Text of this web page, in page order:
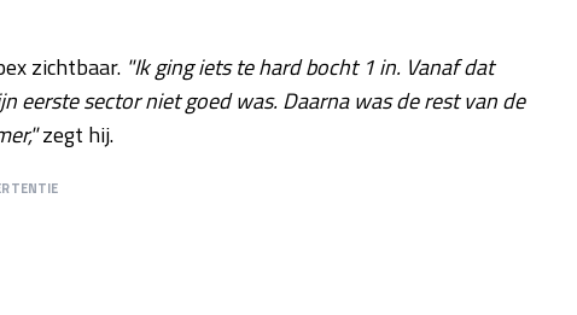
zichtbaar. "Ik ging iets te hard bocht 1 in. Vanaf dat
sector niet goed was. Daarna was de rest van de
zegt hij.